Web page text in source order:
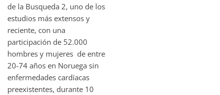
de la Busqueda 2, uno de los
estudios más extensos y
reciente, con una
participación de 52.000
hombres y mujeres de entre
20-74 años en Noruega sin
enfermedades cardíacas
preexistentes, durante 10